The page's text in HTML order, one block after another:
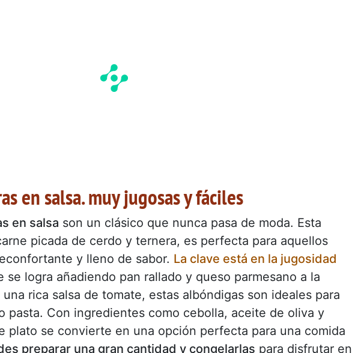
en salsa. muy jugosas y fáciles
en salsa son un clásico que nunca pasa de moda. Esta
picada de cerdo y ternera, es perfecta para aquellos
y lleno de sabor. La clave está en la jugosidad
se logra añadiendo pan rallado y queso parmesano a la
rica salsa de tomate, estas albóndigas son ideales para
pasta. Con ingredientes como cebolla, aceite de oliva y
plato se convierte en una opción perfecta para una comida
preparar una gran cantidad y congelarlas para disfrutar en